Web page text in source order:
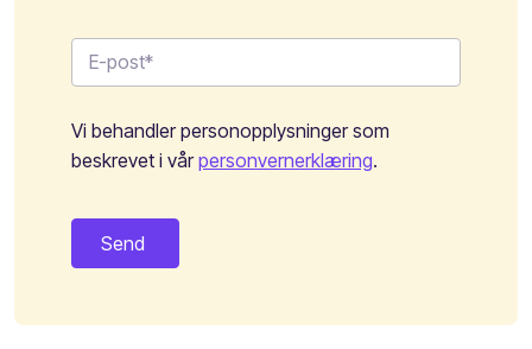
Vi behandler personopplysninger som
beskrevet i vårpersonvernerklæring.